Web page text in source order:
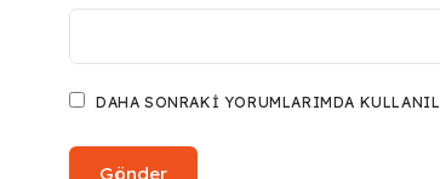
DAHA SONRAKI YORUMLARIMDA